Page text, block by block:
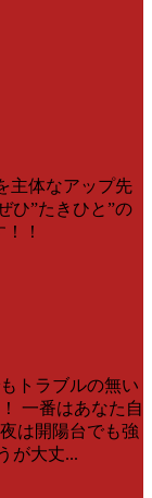
主体なアップ先
ひ”たきひと”の
！
トラブルの無い
一番はあなた自
は開陽台でも強
が大丈...